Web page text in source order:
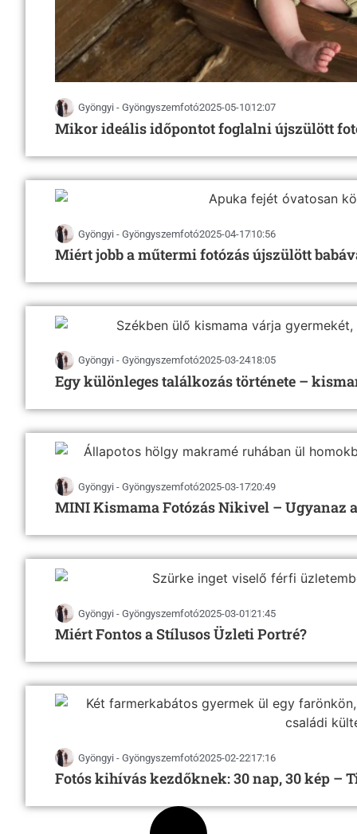
Gyöngyi - Gyöngyszemfotó2025-05-1012:07
Mikor ideális időpontot foglalni újszülött
Gyöngyi - Gyöngyszemfotó2025-04-1710:56
Miért jobb a műtermi fotózás újszülött
Gyöngyi - Gyöngyszemfotó2025-03-2418:05
Egy különleges találkozás története –
Gyöngyi - Gyöngyszemfotó2025-03-1720:49
MINI Kismama Fotózás Nikivel – Ugyanaz
Gyöngyi - Gyöngyszemfotó2025-03-0121:45
Miért Fontos a Stílusos Üzleti Portré?
Gyöngyi - Gyöngyszemfotó2025-02-2217:16
Fotós kihívás kezdőknek: 30 nap, 30 kép –